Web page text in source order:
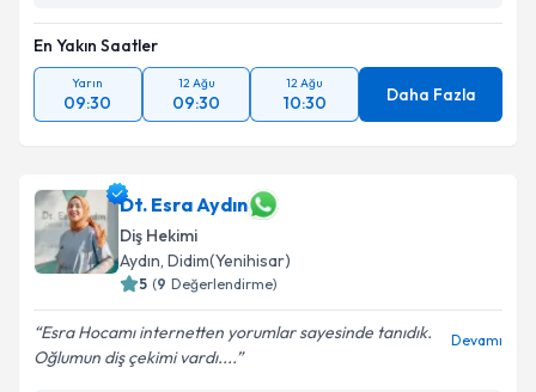
En Yakın Saatler
Yarın
09:30
12 Ağu
09:30
12 Ağu
10:30 Daha Fazla
Dt. Esra Aydın
Diş Hekimi
Aydın, Didim(Yenihisar)
5 (9 Değerlendirme)
Esra Hocamı internetten yorumlar sayesinde tanıdık.
Oğlumun diş çekimi vardı....
Devamı